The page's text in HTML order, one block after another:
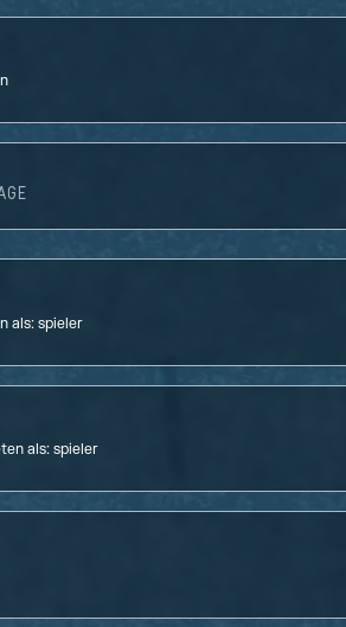
als:spieler
als:spieler